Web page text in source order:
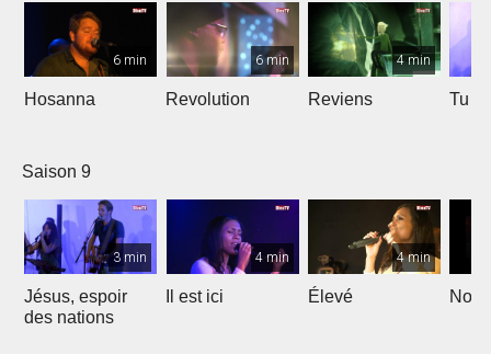
6 min
Hosanna
6 min
Revolution
4 min
Reviens Tu
Saison 9
3 min
Jésus, espoir
des nations
4 min
Il est ici
4 min
Élevé